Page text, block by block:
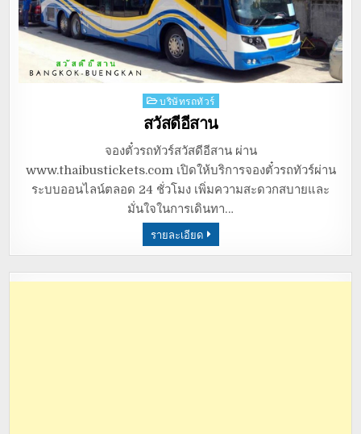
Posted
in
บริษัทรถทัวร์
สวัสดีอีสาน
จองตั๋วรถทัวร์สวัสดีอีสาน ผ่าน
www.thaibustickets.com เปิดให้บริการจองตั๋วรถทัวร์ผ่าน
ระบบออนไลน์ตลอด 24 ชั่วโมง เพิ่มความสะดวกสบายและ
มั่นใจในการเดินทา…
รายละเอียด